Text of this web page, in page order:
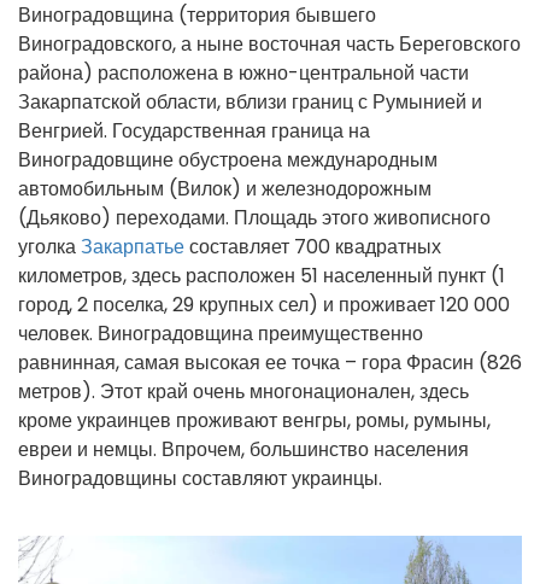
Виноградовщина (территория бывшего
Виноградовского, а ныне восточная часть Береговского
района) расположена в южно-центральной части
Закарпатской области, вблизи границ с Румынией и
Венгрией. Государственная граница на
Виноградовщине обустроена международным
автомобильным (Вилок) и железнодорожным
(Дьяково) переходами. Площадь этого живописного
уголкаЗакарпатьесоставляет 700 квадратных
километров, здесь расположен 51 населенный пункт (1
город, 2 поселка, 29 крупных сел) и проживает 120 000
человек. Виноградовщина преимущественно
равнинная, самая высокая ее точка – гора Фрасин (826
метров). Этот край очень многонационален, здесь
кроме украинцев проживают венгры, ромы, румыны,
евреи и немцы. Впрочем, большинство населения
Виноградовщины составляют украинцы.